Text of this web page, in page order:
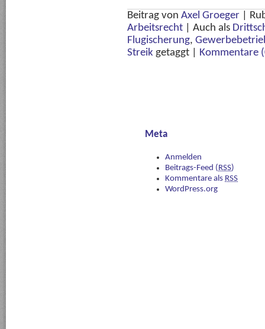
Beitrag von Axel Groeger
Arbeitsrecht
Auch als
Flugischerung,
Streik getaggt Kommentare
Meta
Anmelden
Beitrags-Feed (RSS)
Kommentare als RSS
WordPress.org